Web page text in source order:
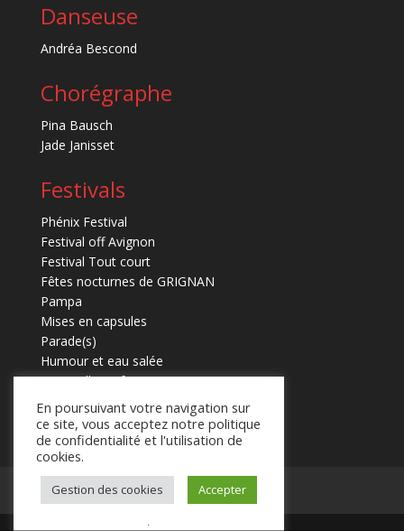
Danseuse
Andréa Bescond
Chorégraphe
Pina Bausch
Jade Janisset
Festivals
Phénix Festival
Festival off Avignon
Festival Tout court
Fêtes nocturnes de GRIGNAN
Pampa
Mises en capsules
Parade(s)
Humour et eau salée
Marmaille en fugues
Mentions légales Contact
En poursuivant votre navigation sur
ce site, vous acceptez notre politique
de confidentialité et l'utilisation de
cookies.
Gestion des cookies Accepter
.